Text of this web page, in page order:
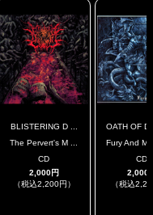
BLISTERING D ...
The Pervert's M ...
CD
2,000円
（税込2,200円）
OATH OF
Fury And
CD
2,000
（税込